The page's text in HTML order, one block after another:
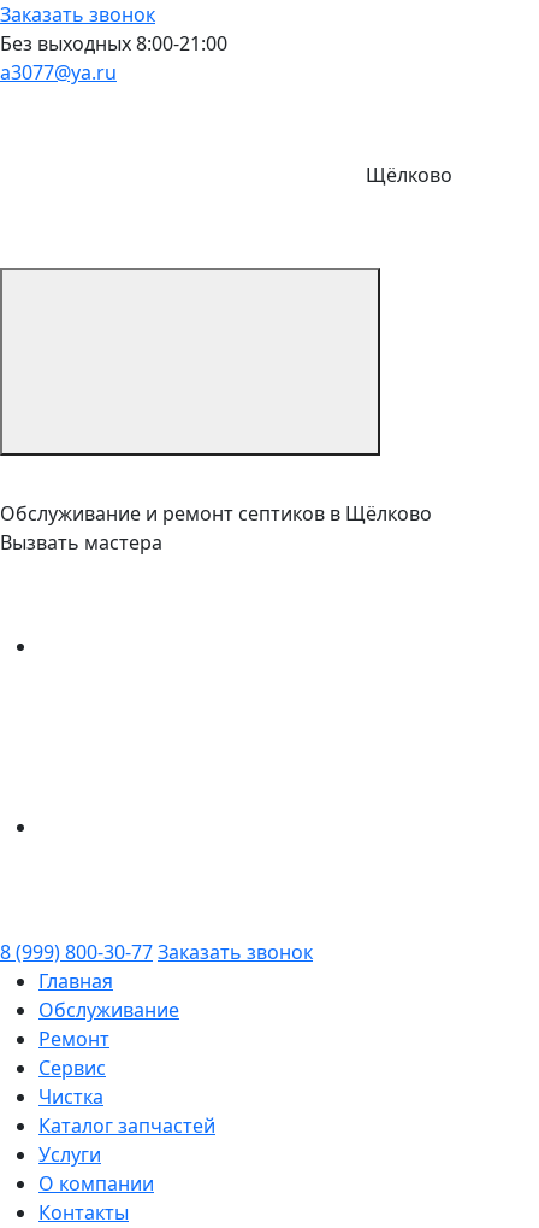
Заказать звонок
Без выходных 8:00-21:00
a3077@ya.ru
Щёлково
Обслуживание и ремонт септиков в Щёлково
Вызвать мастера
8 (999) 800-30-77Заказать звонок
Главная
Обслуживание
Ремонт
Сервис
Чистка
Каталог запчастей
Услуги
О компании
Контакты